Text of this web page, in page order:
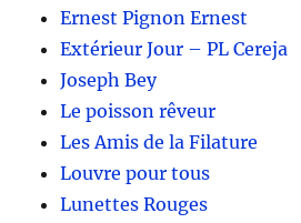
Ernest Pignon Ernest
Extérieur Jour – PL Cereja
Joseph Bey
Le poisson rêveur
Les Amis de la Filature
Louvre pour tous
Lunettes Rouges